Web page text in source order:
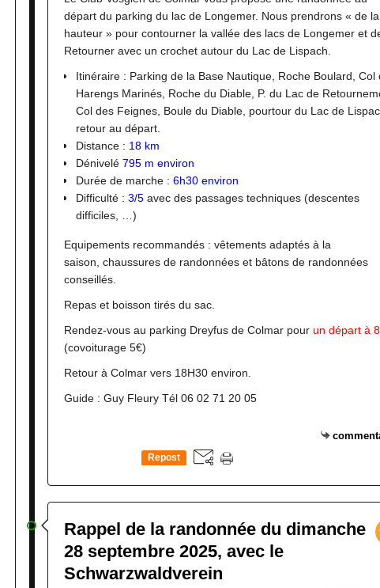
départ du parking du lac de Longemer. Nous prendrons « de la
hauteur » pour contourner la vallée des lacs de Longemer et
Retourner avec un crochet autour du Lac de Lispach.
Itinéraire : Parking de la Base Nautique, Roche Boulard, Col
Harengs Marinés, Roche du Diable, P. du Lac de
Col des Feignes, Boule du Diable, pourtour du Lac de
retour au départ.
Distance : 18 km
Dénivelé 795 m environ
Durée de marche : 6h30 environ
Difficulté : 3/5 avec des passages techniques (descentes
difficiles, …)
Equipements recommandés : vêtements adaptés à la
saison, chaussures de randonnées et bâtons de randonnées
conseillés.
Repas et boisson tirés du sac.
Rendez-vous au parking Dreyfus de Colmar pour un départ à
(covoiturage 5€)
Retour à Colmar vers 18H30 environ.
Guide : Guy Fleury Tél 06 02 71 20 05
Repost
Rappel de la randonnée du dimanche
28 septembre 2025, avec le
Schwarzwaldverein